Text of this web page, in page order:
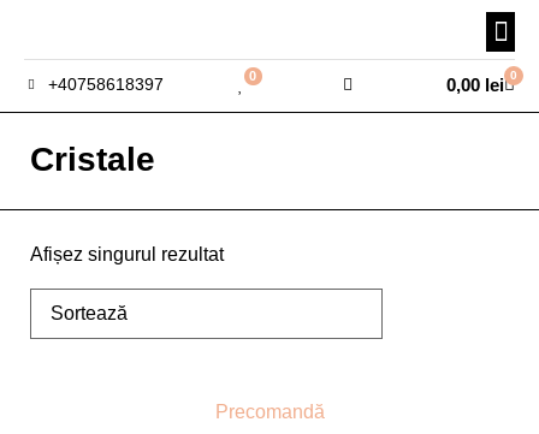
+40758618397 0 0,00 lei 0
Cristale
Afișez singurul rezultat
Precomandă